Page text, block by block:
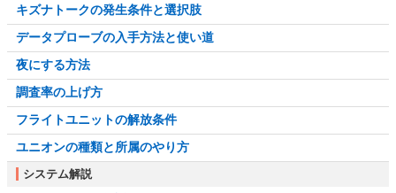
キズナトークの発生条件と選択肢
データプローブの入手方法と使い道
夜にする方法
調査率の上げ方
フライトユニットの解放条件
ユニオンの種類と所属のやり方
システム解説